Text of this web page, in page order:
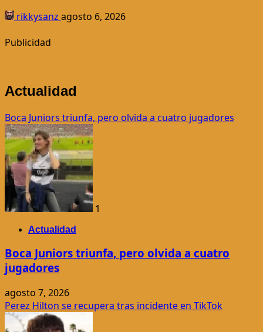
rikkysanz agosto 6, 2026
Publicidad
Actualidad
Boca Juniors triunfa, pero olvida a cuatro jugadores
1
Actualidad
Boca Juniors triunfa, pero olvida a cuatro
jugadores
agosto 7, 2026
Perez Hilton se recupera tras incidente en TikTok